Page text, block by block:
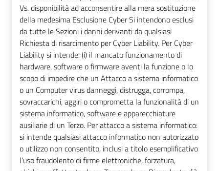
Vs. disponibilità ad acconsentire alla mera sostituzione
della medesima Esclusione Cyber Si intendono esclusi
da tutte le Sezioni i danni derivanti da qualsiasi
Richiesta di risarcimento per Cyber Liability. Per Cyber
Liability si intende: (i) il mancato funzionamento di
hardware, software o firmware aventi la funzione o lo
scopo di impedire che un Attacco a sistema informatico
o un Computer virus danneggi, distrugga, corrompa,
sovraccarichi, aggiri o comprometta la funzionalità di un
sistema informatico, software e apparecchiature
ausiliarie di un Terzo. Per attacco a sistema informatico:
si intende qualsiasi attacco informatico non autorizzato
o utilizzo non consentito, inclusi a titolo esemplificativo
l’uso fraudolento di firme elettroniche, forzatura,